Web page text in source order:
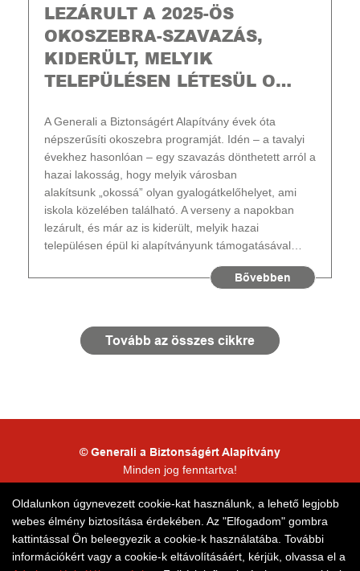
LEZÁRULT A 2025-ÖS
OKOSZEBRA-SZAVAZÁS,
KIDERÜLT, MELYIK
TELEPÜLÉSEN LÉTESÜL O…
A Generali a Biztonságért Alapítvány évek óta
népszerűsíti okoszebra programját. Idén – a tavalyi
évekhez hasonlóan – egy szavazás dönthetett arról a
hazai lakosság, hogy melyik városban
alakítsunk „okossá” olyan gyalogátkelőhelyet, ami
iskola közelében található. A verseny a napokban
lezárult, és már az is kiderült, melyik hazai
településen épül ki alapítványunk támogatásával…
Bővebben
Tovább az összes cikkre
Oldalunkon úgynevezett cookie-kat használunk, a lehető legjobb
webes élmény biztosítása érdekében. Az "Elfogadom" gombra
kattintással Ön beleegyezik a cookie-k használatába. További
információkért vagy a cookie-k eltávolításáért, kérjük, olvassa el a
© Generali a Biztonságért Alapítvány
Minden jog fenntartva!
Kapcsolattartói adatkezelés
Honlaptérkép